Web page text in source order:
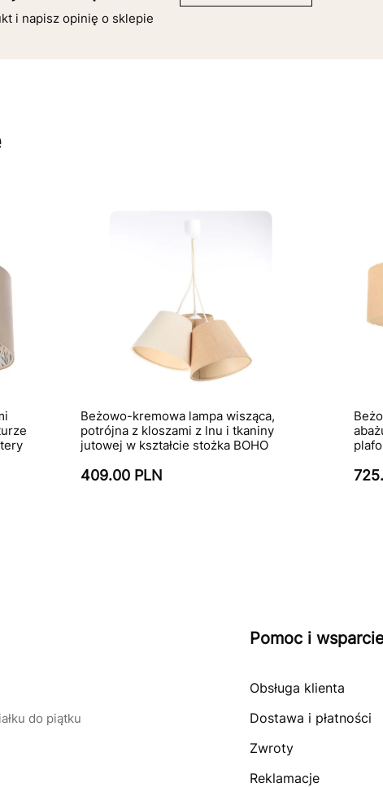
i napisz opinię o sklepie
Beżowo-kremowa lampa wisząca,
potrójna z kloszami z lnu i tkaniny
jutowej w kształcie stożka BOHO
409.00 PLN
do piątku
Pomoc i
Obsługa klienta
Dostawa i płatności
Zwroty
Reklamacje